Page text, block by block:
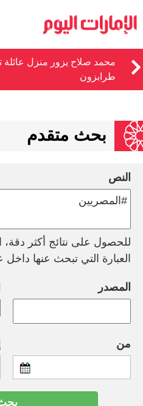
محمد صلاح يزور منزل عائلة
طرابزون
بحث متقدم
النص
للحصول على نتائج أكثر دقة،
العبارة التي تبحث عنها
المصدر
من